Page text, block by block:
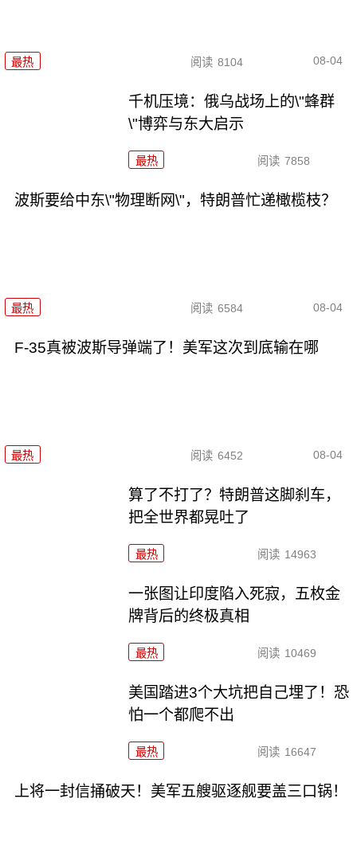
最热 阅读 8104 08-04
千机压境：俄乌战场上的\"蜂群
\"博弈与东大启示
最热 阅读 7858
波斯要给中东\"物理断网\"，特朗普忙递橄榄枝？
最热 阅读 6584 08-04
F-35真被波斯导弹端了！美军这次到底输在哪
最热 阅读 6452 08-04
算了不打了？特朗普这脚刹车，
把全世界都晃吐了
最热 阅读 14963
一张图让印度陷入死寂，五枚金
牌背后的终极真相
最热 阅读 10469
美国踏进3个大坑把自己埋了！恐
怕一个都爬不出
最热 阅读 16647
上将一封信捅破天！美军五艘驱逐舰要盖三口锅！